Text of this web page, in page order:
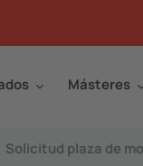
Másteres
Solicitud plaza de